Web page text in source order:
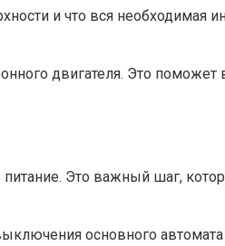
и что вся необходимая
двигателя. Это поможет
Это важный шаг,
основного